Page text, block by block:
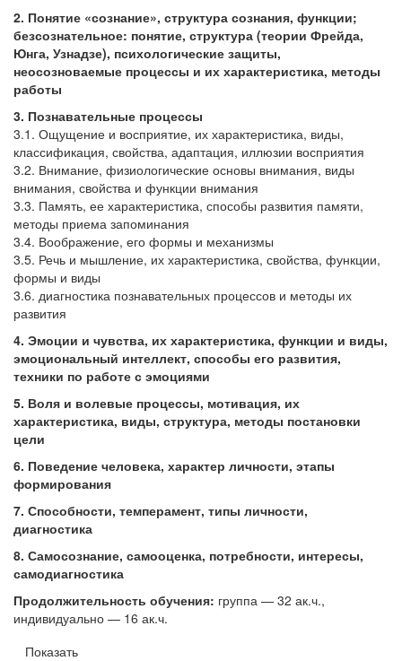
2. Понятие «сознание», структура сознания, функции;
безсознательное: понятие, структура (теории Фрейда,
Юнга, Узнадзе), психологические защиты,
неосозноваемые процессы и их характеристика, методы
работы
3. Познавательные процессы
3.1. Ощущение и восприятие, их характеристика, виды,
классификация, свойства, адаптация, иллюзии восприятия
3.2. Внимание, физиологические основы внимания, виды
внимания, свойства и функции внимания
3.3. Память, ее характеристика, способы развития памяти,
методы приема запоминания
3.4. Воображение, его формы и механизмы
3.5. Речь и мышление, их характеристика, свойства, функции,
формы и виды
3.6. диагностика познавательных процессов и методы их
развития
4. Эмоции и чувства, их характеристика, функции и виды,
эмоциональный интеллект, способы его развития,
техники по работе с эмоциями
5. Воля и волевые процессы, мотивация, их
характеристика, виды, структура, методы постановки
цели
6. Поведение человека, характер личности, этапы
формирования
7. Способности, темперамент, типы личности,
диагностика
8. Самосознание, самооценка, потребности, интересы,
самодиагностика
Продолжительность обучения: группа — 32 ак.ч.,
индивидуально — 16 ак.ч.
Показать